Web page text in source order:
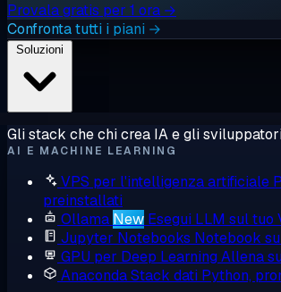
Provala gratis per 1 ora →
Confronta tutti i piani →
Gli stack che chi crea IA e gli
AI E MACHINE LEARNING
VPS per l'intelligenza artificiale
preinstallati
Ollama New Esegui LLM sul tuo
Jupyter Notebooks Notebook
GPU per Deep Learning Allena
AnacondaStack dati Python,